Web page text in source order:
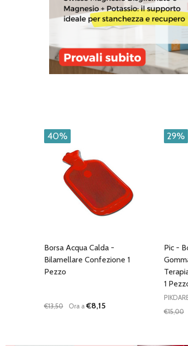
40%
Borsa Acqua Calda -
Bilamellare Confezione 1
Pezzo
€13,50 Ora a€8,15
29%
Pic -
1
€15,00